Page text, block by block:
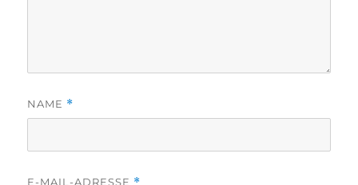
NAME *
E-MAIL-ADRESSE *